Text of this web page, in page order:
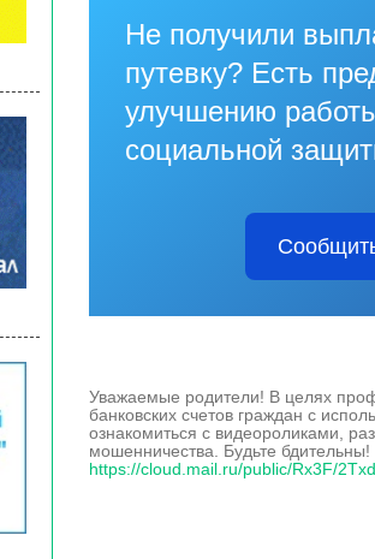
Не получили
путевку? Есть
улучшению
социальной
Уважаемые родители! В целях
банковских счетов граждан с
ознакомиться с видеороликами,
мошенничества. Будьте бдительны!
https://cloud.mail.ru/public/Rx3F/